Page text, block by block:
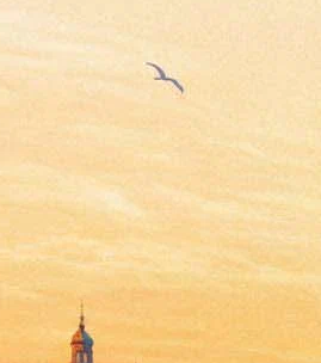
лекции
книги